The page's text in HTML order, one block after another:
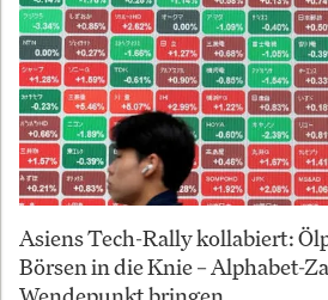
Asiens Tech-Rally kollabiert:
Börsen in die Knie – Alphabet-